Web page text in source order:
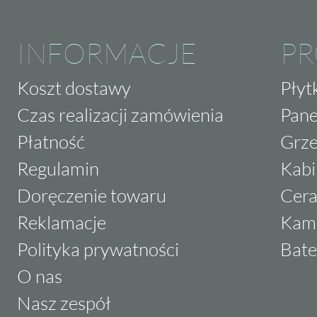
INFORMACJE
Koszt dostawy
Czas realizacji zamówienia
Płatność
Regulamin
Doręczenie towaru
Reklamacje
Polityka prywatności
O nas
Nasz zespół